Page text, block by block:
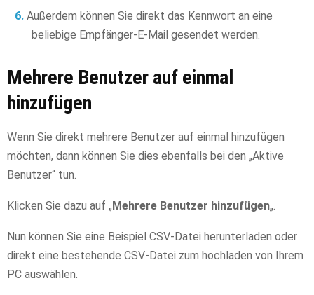
Außerdem können Sie direkt das Kennwort an eine
beliebige Empfänger-E-Mail gesendet werden.
Mehrere Benutzer auf einmal
hinzufügen
Wenn Sie direkt mehrere Benutzer auf einmal hinzufügen
möchten, dann können Sie dies ebenfalls bei den „Aktive
Benutzer“ tun.
Klicken Sie dazu auf „Mehrere Benutzer hinzufügen„.
Nun können Sie eine Beispiel CSV-Datei herunterladen oder
direkt eine bestehende CSV-Datei zum hochladen von Ihrem
PC auswählen.